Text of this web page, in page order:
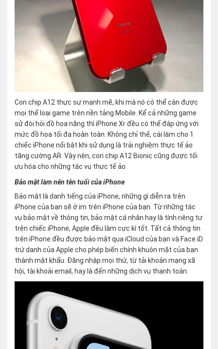
Con chip A12 thực sự mạnh mẽ, khi mà nó có thể cân được
mọi thể loại game trên nền tảng Mobile. Kể cả những game
sử đòi hỏi đồ họa nặng thì iPhone Xr đều có thể đáp ứng với
mức đồ họa tối đa hoàn toàn. Không chỉ thế, cái làm cho 1
chiếc iPhone nổi bật khi sử dụng là trải nghiệm thực tế ảo
tăng cường AR. Vậy nên, con chip A12 Bionic cũng được tối
ưu hóa cho những tác vụ thực tế ảo.
Bảo mật làm nên tên tuổi của iPhone
Bảo mật là danh tiếng của iPhone, những gì diễn ra trên
iPhone của bạn sẽ ở im trên iPhone của bạn. Từ những tác
vụ bảo mật về thông tin, bảo mật cá nhân hay là tính riêng tư
trên chiếc iPhone, Apple đều làm cực kì tốt. Tất cả thông tin
trên iPhone đều được bảo mật qua iCloud của bạn và Face iD
trứ danh của Apple cho phép biến chính khuôn mặt của bạn
thành mật khẩu. Đăng nhập mọi thứ, từ tải khoản mạng xã
hội, tài khoải email, hay là đến những dịch vụ thanh toán.